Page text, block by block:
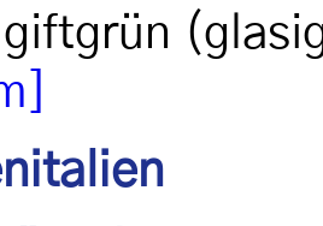
giftgrün